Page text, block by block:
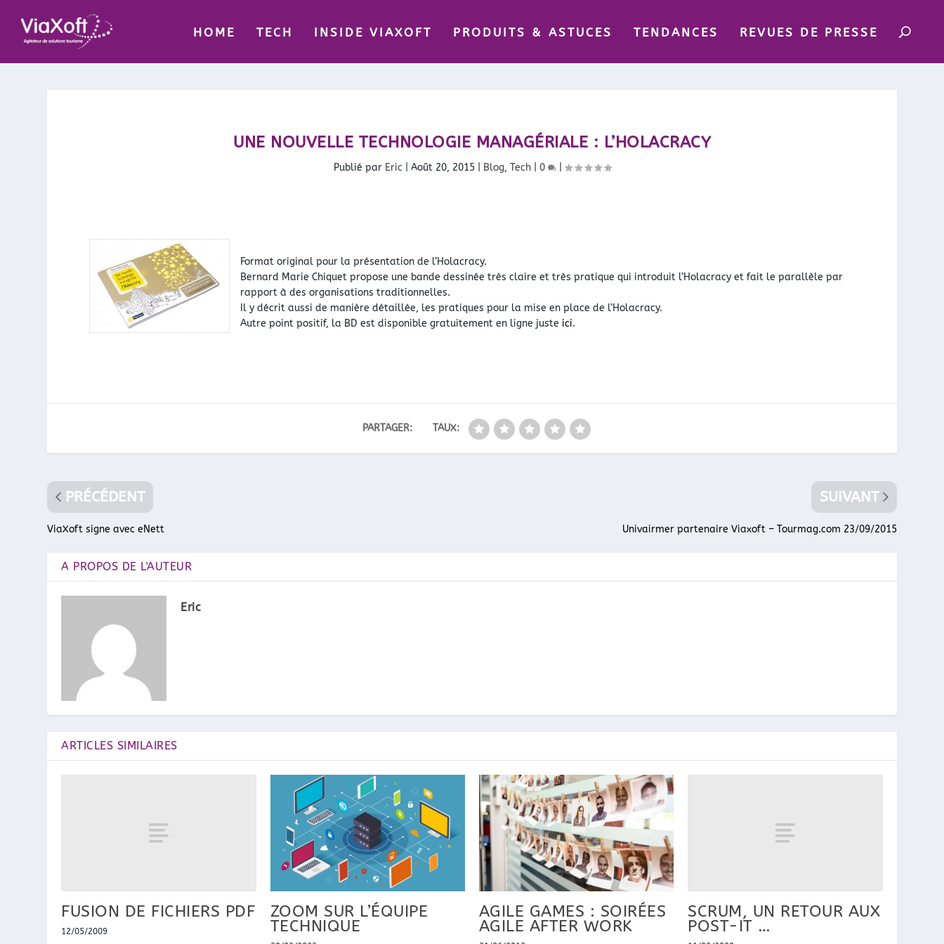
HOME TECH INSIDE VIAXOFT PRODUITS & ASTUCES TENDANCES REVUES DE PRESSE
UNE NOUVELLE TECHNOLOGIE MANAGÉRIALE : L’HOLACRACY
Publié par Eric Août 20, 2015| Blog, Tech| 0 |
Format original pour la présentation de l’Holacracy.
Bernard Marie Chiquet propose une bande dessinée très claire et très pratique qui introduit l’Holacracy et fait le parallèle par
rapport à des organisations traditionnelles.
Il y décrit aussi de manière détaillée, les pratiques pour la mise en place de l’Holacracy.
Autre point positif, la BD est disponible gratuitement en ligne juste ici.
PARTAGER: TAUX:
PRÉCÉDENT
ViaXoft signe avec eNett
SUIVANT
Univairmer partenaire Viaxoft – Tourmag.com 23/09/2015
A PROPOS DE L'AUTEUR
Eric
ARTICLES SIMILAIRES
FUSION DE FICHIERS PDF
12/05/2009
ZOOM SUR L’ÉQUIPE
TECHNIQUE
AGILE GAMES : SOIRÉES
AGILE AFTER WORK
SCRUM, UN RETOUR AUX
POST-IT …